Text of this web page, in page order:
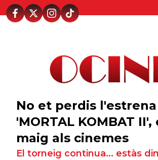
No et perdis
'MORTAL KOMBAT
maig als cinemes
El torneig continua... estàs